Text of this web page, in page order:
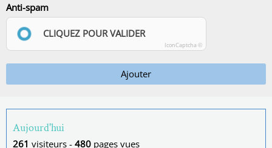
Anti-spam
CLIQUEZ POUR VALIDER
IconCaptcha ©
Ajouter
Aujourd'hui
261 visiteurs - 480 pages vues